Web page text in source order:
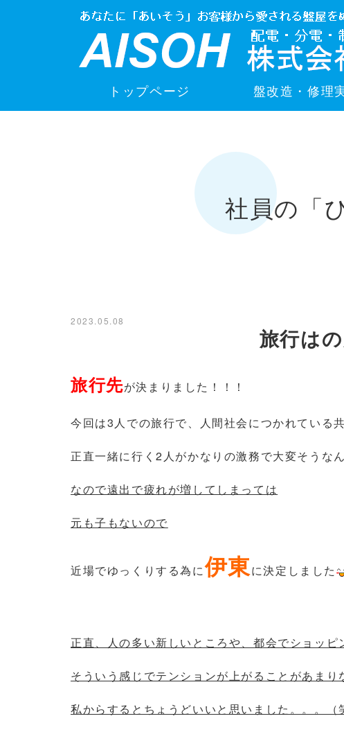
トップページ 盤改造・修理
社員の「
2023.05.08
旅行は
旅行先が決まりました！！！
今回は3人での旅行で、人間社会につかれている
正直一緒に行く2人がかなりの激務で大変そうな
なので遠出で疲れが増してしまっては
元も子もないので
近場でゆっくりする為に伊東に決定しました
正直、人の多い新しいところや、都会でショッピ
そういう感じでテンションが上がることがあまり
私からするとちょうどいいと思いました。。。（